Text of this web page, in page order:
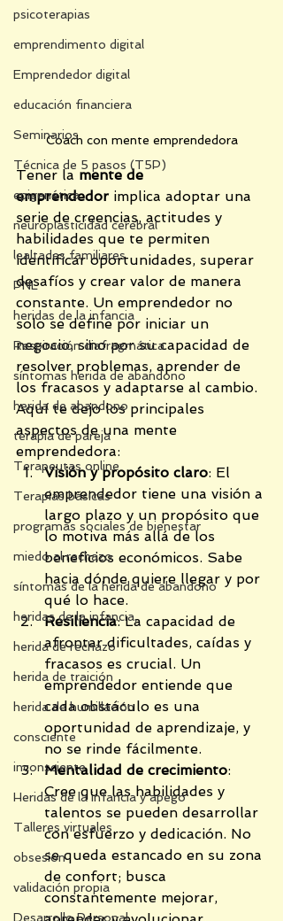
psicoterapias
emprendimento digital
Emprendedor digital
educación financiera
Seminarios
Técnica de 5 pasos (T5P)
epigenética
neuroplasticidad cerebral
lealtades familiares
PNL
heridas de la infancia
Respiración diafragmática
síntomas herida de abandono
herida de abandono
terapia de pareja
Terapeutas online
Terapias básicas
programas sociales de bienestar
miedo al rechazo
síntomas de la herida de abandono
heridas de la infancia,
herida de rechazo
herida de traición
herida de humillación
consciente
inconsciente
Heridas de la infancia y apego
Talleres virtuales
obsesión
validación propia
Desarrollo Personal
Coach con mente emprendedora
Tener la mente de
emprendedor implica adoptar una
serie de creencias, actitudes y
habilidades que te permiten
identificar oportunidades, superar
desafíos y crear valor de manera
constante. Un emprendedor no
solo se define por iniciar un
negocio, sino por su capacidad de
resolver problemas, aprender de
los fracasos y adaptarse al cambio.
Aquí te dejo los principales
aspectos de una mente
emprendedora:
Visión y propósito claro: El
emprendedor tiene una visión a
largo plazo y un propósito que
lo motiva más allá de los
beneficios económicos. Sabe
hacia dónde quiere llegar y por
qué lo hace.
Resiliencia: La capacidad de
afrontar dificultades, caídas y
fracasos es crucial. Un
emprendedor entiende que
cada obstáculo es una
oportunidad de aprendizaje, y
no se rinde fácilmente.
Mentalidad de crecimiento:
Cree que las habilidades y
talentos se pueden desarrollar
con esfuerzo y dedicación. No
se queda estancado en su zona
de confort; busca
constantemente mejorar,